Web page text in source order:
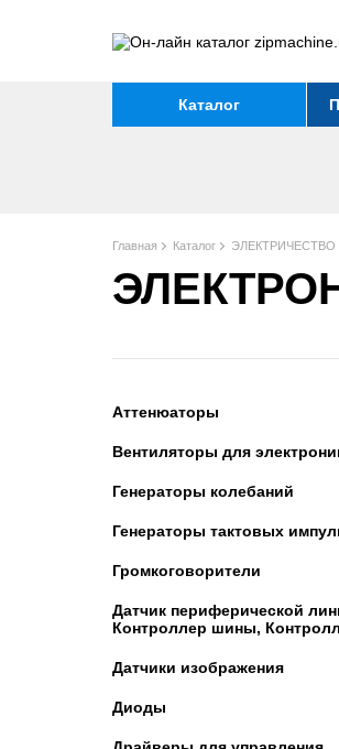
Каталог
Главная Каталог
Аттенюаторы
Вентиляторы для
Генераторы колебаний
Генераторы тактовых
Громкоговорители
Датчик периферической
Контроллер шины,
Датчики изображения
Диоды